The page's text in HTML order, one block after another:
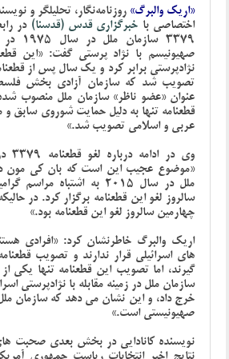
«اریک والبرگ» روزنامه‌نگار، تحلیلگر و
اختصاصی با خبرگزاری قدس (قدسنا) در
3379
صهیونیسم با نژاد پرستی گفت: «این
تصویب شد که سازمان آزادی بخش
عنوان «عضو ناظر» سازمان ملل منصوب
قطعنامه تنها به دلیل حمایت شوروی سابق
عربی و اسلامی تصویب شد.»
«موضوع عجیب این است که بان کی مون
ملل در سال 2015 به اشتباه
چهارمین سالروز لغو این قطعنامه بود.»
اریک والبرگ خاطرنشان کرد: «افرادی
گیرند، اما تصویب این قطعنامه تنها یکی
سازمان ملل در زمینه مقابله با نژادپرستی
خرج داد، و این نشان می دهد که سازمان
صهیونیستی است.»
نویسنده کانادایی در بخش بعدی صحبت